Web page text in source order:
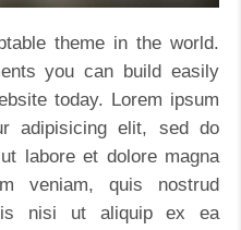
theme in the world.
you can build easily
today. Lorem ipsum
adipisicing elit, sed do
labore et dolore magna
veniam, quis nostrud
nisi ut aliquip ex ea